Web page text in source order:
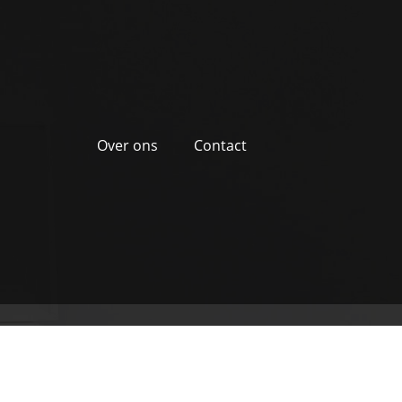
Over ons Contact